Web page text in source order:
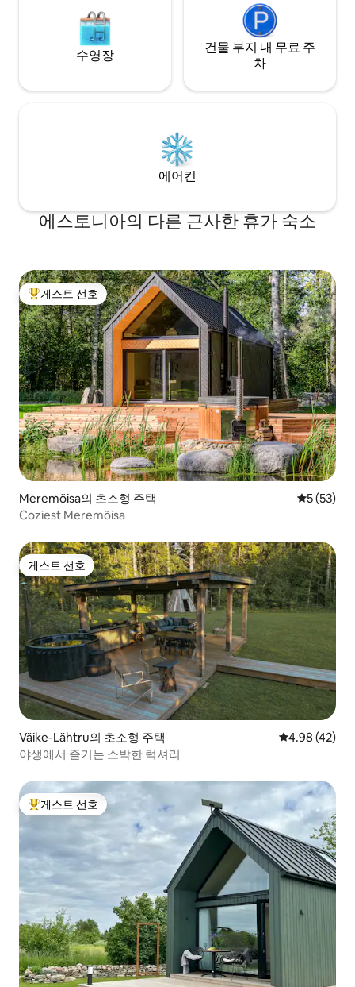
수영장
건물 부지 내 무료 주
차
에어컨
에스토니아의 다른 근사한 휴가 숙소
상위 게스트 선호
게스트 선호
Meremõisa의 초소형 주택 평점 5점
5 (53)
Coziest Meremõisa
게스트 선호
게스트 선호
Väike-Lähtru의 초소형 주택 평점 4.98점(5
4.98 (42)
야생에서 즐기는 소박한 럭셔리
상위 게스트 선호
게스트 선호